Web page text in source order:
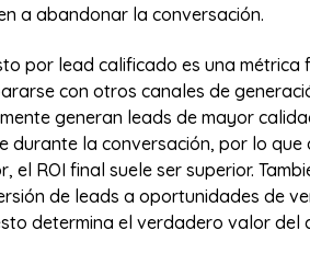
a abandonar la conversación.
por lead calificado es una métrica
con otros canales de
generan leads de mayor
durante la conversación, por lo que
el ROI final suele ser superior.
de leads a oportunidades de
determina el verdadero valor del